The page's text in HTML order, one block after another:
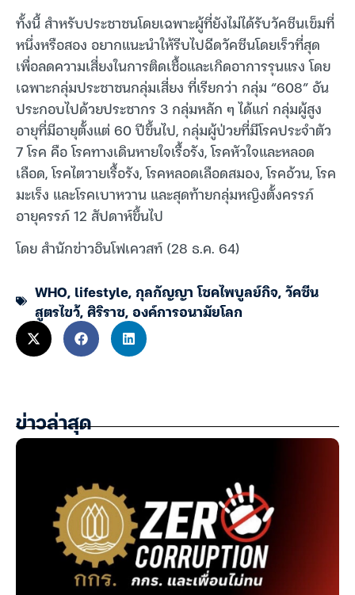
ทั้งนี้ สำหรับประชาชนโดยเฉพาะผู้ที่ยังไม่ได้รับวัคซีนเข็มที่
หนึ่งหรือสอง อยากแนะนำให้รีบไปฉีดวัคซีนโดยเร็วที่สุด
เพื่อลดความเสี่ยงในการติดเชื้อและเกิดอาการรุนแรง โดย
เฉพาะกลุ่มประชาชนกลุ่มเสี่ยง ที่เรียกว่า กลุ่ม “608” อัน
ประกอบไปด้วยประชากร 3 กลุ่มหลัก ๆ ได้แก่ กลุ่มผู้สูง
อายุที่มีอายุตั้งแต่ 60 ปีขึ้นไป, กลุ่มผู้ป่วยที่มีโรคประจำตัว
7 โรค คือ โรคทางเดินหายใจเรื้อรัง, โรคหัวใจและหลอด
เลือด, โรคไตวายเรื้อรัง, โรคหลอดเลือดสมอง, โรคอ้วน, โรค
มะเร็ง และโรคเบาหวาน และสุดท้ายกลุ่มหญิงตั้งครรภ์
อายุครรภ์ 12 สัปดาห์ขึ้นไป
โดย สำนักข่าวอินโฟเควสท์ (28 ธ.ค. 64)
WHO, lifestyle,กุลกัญญา โชคไพบูลย์กิจ,วัคซีน
สูตรไขว้,ศิริราช,องค์การอนามัยโลก
ข่าวล่าสุด